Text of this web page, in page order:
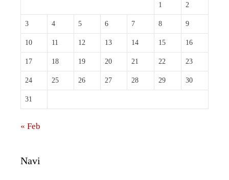
1 2
3 4 5 6 7 8 9
10 11 12 13 14 15 16
17 18 19 20 21 22 23
24 25 26 27 28 29 30
31
« Feb
Navi